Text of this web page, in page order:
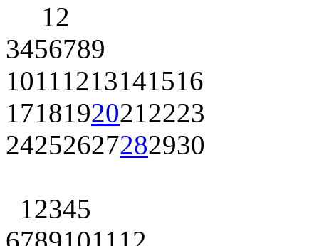
1 2
3456789
1011 1213141516
1718192021 2223
24252627282930
1 2345